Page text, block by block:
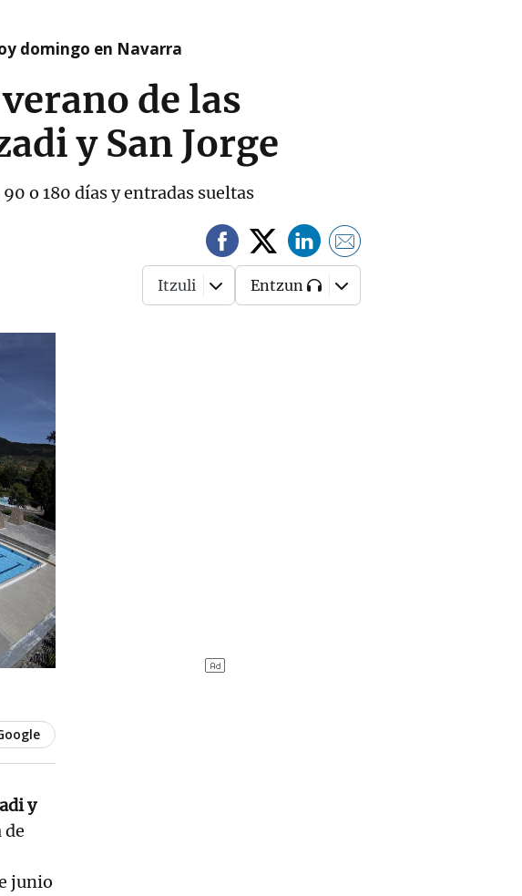
domingo en Navarra
de las
y San Jorge
o 180 días y entradas sueltas
Itzuli Entzun
y
de
junio